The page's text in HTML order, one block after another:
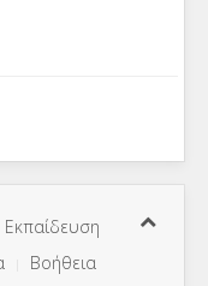
Εκπαίδευση
Βοήθεια